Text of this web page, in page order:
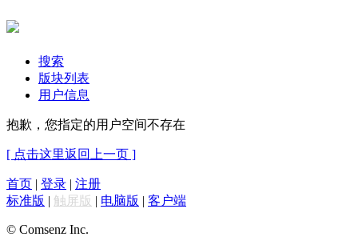
搜索
版块列表
用户信息
抱歉，您指定的用户空间不存在
[ 点击这里返回上一页 ]
首页 | 登录 | 注册
标准版 | 触屏版 | 电脑版 | 客户端
© Comsenz Inc.